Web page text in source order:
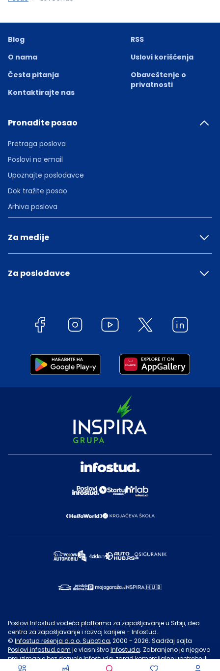
Blog
O nama
Česta pitanja
Kontaktirajte nas
RSS
Uslovi korišćenja
Obaveštenje o
privatnosti
Pronađite posao
Pretraga poslova
Poslovi na email
Upoznajte poslodavce
Dok tražite posao
Arhiva poslova
Za medije
Za poslodavce
Poslovi Infostud vodeća platforma za zapošljavanje u Srbiji, deo
centra za zapošljavanje i razvoj karijere - Infostud.
© Infostud rešenja d.o.o. Subotica, 2000 - 2026. Sadržaj sajta
Poslovi.infostud.com je vlasništvoInfostuda. Zabranjeno je njegovo
preuzimanje bez dozvoleInfostuda, zarad komercijalne upotrebe ili
u druge svrhe, osim za lične potrebe posetilaca sajta.